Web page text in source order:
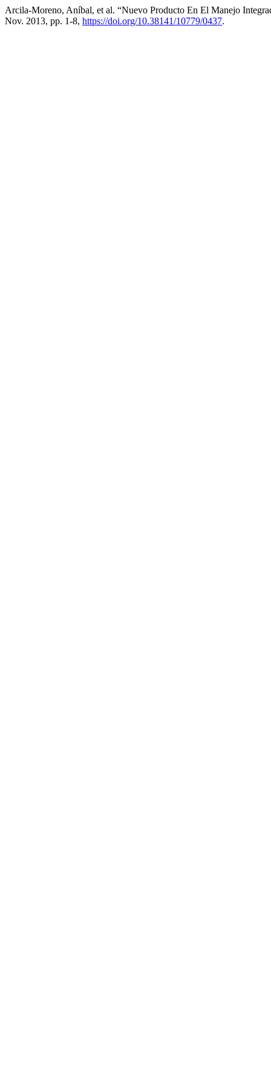
Arcila-Moreno, Aníbal, et al. “Nuevo Producto En El Manejo
Nov. 2013, pp. 1-8, https://doi.org/10.38141/10779/0437.